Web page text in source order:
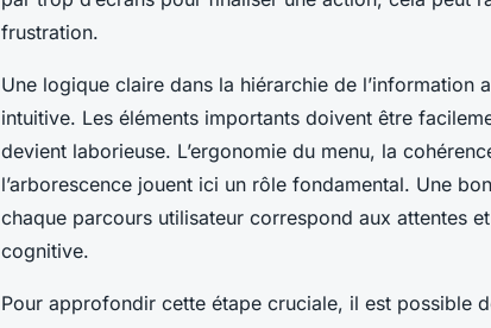
frustration.
Une logique claire dans la hiérarchie de l’information
intuitive. Les éléments importants doivent être
devient laborieuse. L’ergonomie du menu, la
l’arborescence jouent ici un rôle fondamental. Une
chaque parcours utilisateur correspond aux attentes
cognitive.
Pour approfondir cette étape cruciale, il est possible